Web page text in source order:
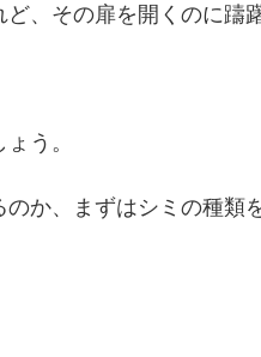
、その扉を開くのに躊
う。
か、まずはシミの種類